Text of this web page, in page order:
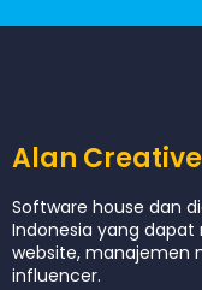
Alan Creative
Software house dan
Indonesia yang
website, manajemen
influencer.